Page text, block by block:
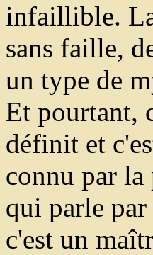
infaillible.
sans faille,
un type de
Et pourtant,
définit et
connu par la
qui parle
c'est un